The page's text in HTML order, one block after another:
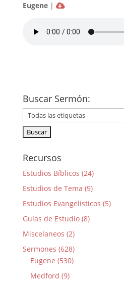
Eugene |
Buscar Sermón:
Recursos
Estudios Bíblicos (24)
Estudios de Tema (9)
Estudios Evangelísticos (5)
Guías de Estudio (8)
Miscelaneos (2)
Sermones (628)
Eugene (530)
Medford (9)